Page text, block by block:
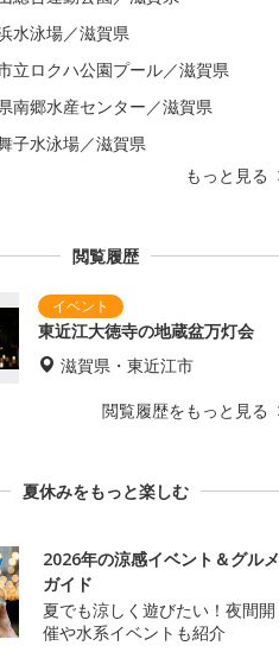
水泳場／滋賀県
立ロクハ公園プール／滋賀県
南郷水産センター／滋賀県
子水泳場／滋賀県
もっと見る
閲覧履歴
東近江大徳寺の地蔵盆万灯会
滋賀県・東近江市
閲覧履歴をもっと見る
夏休みをもっと楽しむ
2026年の涼感イベント＆グルメ
ガイド
夏でも涼しく遊びたい！夜間開
催や水系イベントも紹介